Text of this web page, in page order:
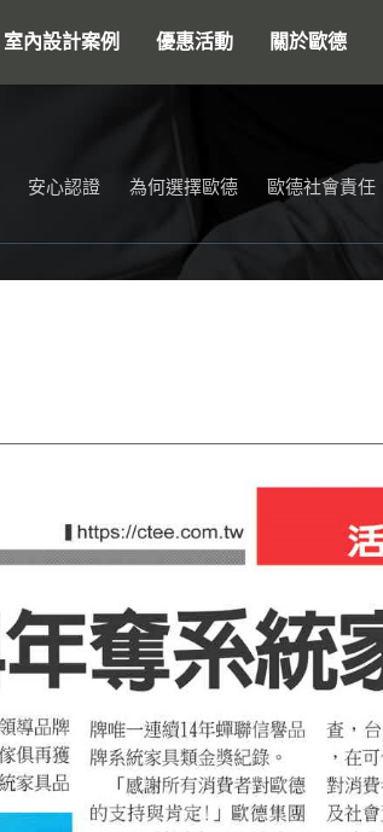
室內設計案例 優惠活動 關於歐德
搜尋
安心認證 為何選擇歐德 歐德社會責任